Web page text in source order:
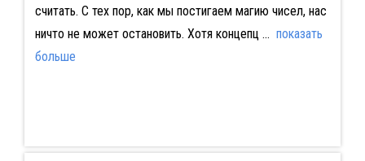
считать. С тех пор, как мы постигаем магию чисел, нас
ничто не может остановить. Хотя концепц... показать
больше